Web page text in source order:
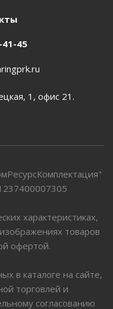
41-45
1, офис 21.
характеристиках,
товаров
офертой.
в каталоге на сайте,
торговлей и
согласованию